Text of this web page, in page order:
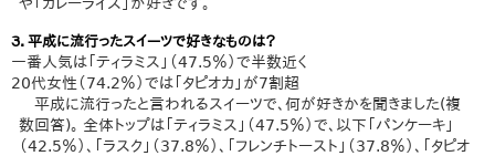
や「カレーライス」が好きです。
３．平成に流行ったスイーツで好きなものは？
一番人気は「ティラミス」（47.5％）で半数近く
20代女性（74.2％）では「タピオカ」が7割超
平成に流行ったと言われるスイーツで、何が好きかを聞きました(複
数回答)。 全体トップは「ティラミス」（47.5％）で、以下「パンケーキ」
（42.5％）、「ラスク」（37.8％）、「フレンチトースト」（37.8％）、「タピオ